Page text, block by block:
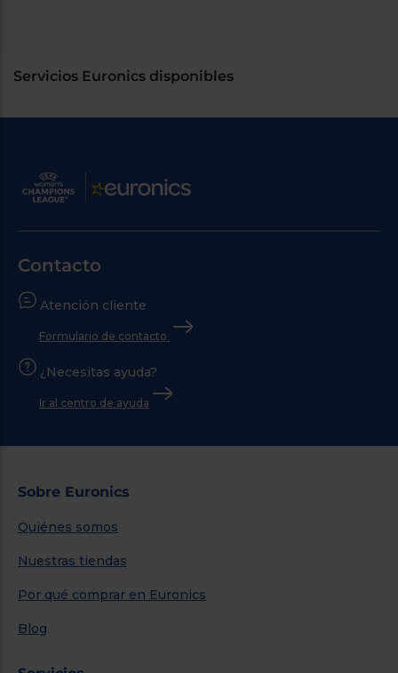
Servicios Euronics disponibles
Contacto
Atención cliente
Formulario de contacto
¿Necesitas ayuda?
Ir al centro de ayuda
Sobre Euronics
Quiénes somos
Nuestras tiendas
Por qué comprar en Euronics
Blog